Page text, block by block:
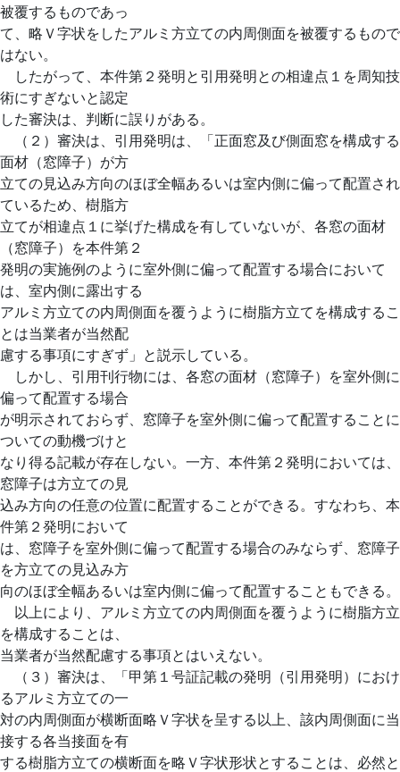
被覆するものであっ
て、略Ｖ字状をしたアルミ方立ての内周側面を被覆するもので
はない。
したがって、本件第２発明と引用発明との相違点１を周知技
術にすぎないと認定
した審決は、判断に誤りがある。
（２）審決は、引用発明は、「正面窓及び側面窓を構成する
面材（窓障子）が方
立ての見込み方向のほぼ全幅あるいは室内側に偏って配置され
ているため、樹脂方
立てが相違点１に挙げた構成を有していないが、各窓の面材
（窓障子）を本件第２
発明の実施例のように室外側に偏って配置する場合において
は、室内側に露出する
アルミ方立ての内周側面を覆うように樹脂方立てを構成するこ
とは当業者が当然配
慮する事項にすぎず」と説示している。
しかし、引用刊行物には、各窓の面材（窓障子）を室外側に
偏って配置する場合
が明示されておらず、窓障子を室外側に偏って配置することに
ついての動機づけと
なり得る記載が存在しない。一方、本件第２発明においては、
窓障子は方立ての見
込み方向の任意の位置に配置することができる。すなわち、本
件第２発明において
は、窓障子を室外側に偏って配置する場合のみならず、窓障子
を方立ての見込み方
向のほぼ全幅あるいは室内側に偏って配置することもできる。
以上により、アルミ方立ての内周側面を覆うように樹脂方立
を構成することは、
当業者が当然配慮する事項とはいえない。
（３）審決は、「甲第１号証記載の発明（引用発明）におけ
るアルミ方立ての一
対の内周側面が横断面略Ｖ字状を呈する以上、該内周側面に当
接する各当接面を有
する樹脂方立ての横断面を略Ｖ字状形状とすることは、必然と